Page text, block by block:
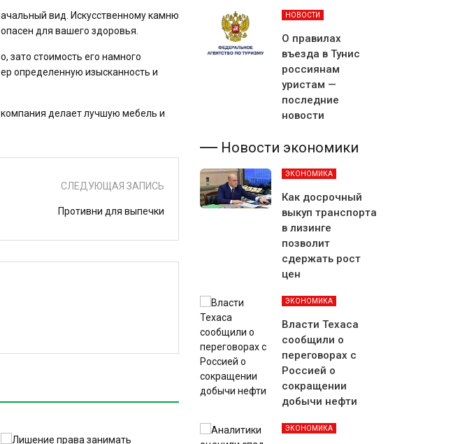
вид. Искусственному камню
для вашего здоровья.
зато стоимость его намного
определенную изысканность и
делает лучшую мебель и
СЛЕДУЮЩАЯ ЗАПИСЬ
Противни для выпечки
НОВОСТИ
О правилах
въезда в Тунис
россиянам
уристам —
последние
новости
Новости экономики
ЭКОНОМИКА
Как досрочный
выкуп транспорта
в лизинге
позволит
сдержать рост
цен
ЭКОНОМИКА
Власти Техаса
сообщили о
переговорах с
Россией о
сокращении
добычи нефти
ЭКОНОМИКА